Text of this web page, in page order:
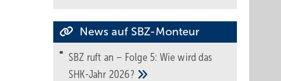
News auf SBZ-Monteur
SBZ ruft an – Folge 5: Wie wird das
SHK-Jahr 2026?